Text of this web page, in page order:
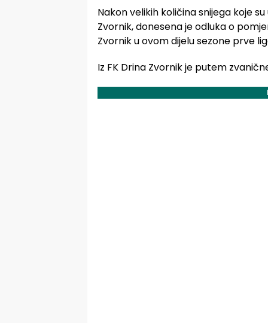
Nakon velikih količina snijega koje
Zvornik, donesena je odluka o
Zvornik u ovom dijelu sezone prve
Iz FK Drina Zvornik je putem